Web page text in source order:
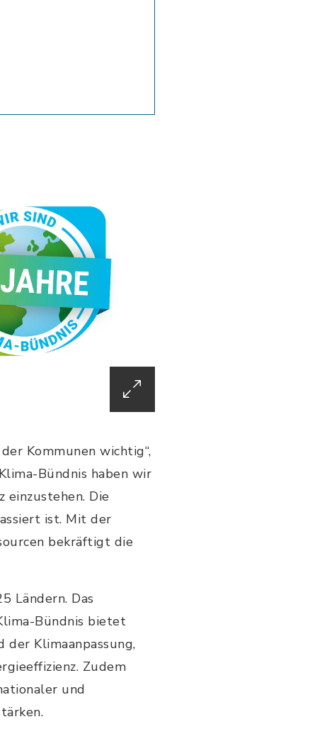
Kommunen wichtig“,
Bündnis haben wir
Die
ist. Mit der
bekräftigt die
Ländern. Das
Bündnis bietet
Klimaanpassung,
Zudem
und